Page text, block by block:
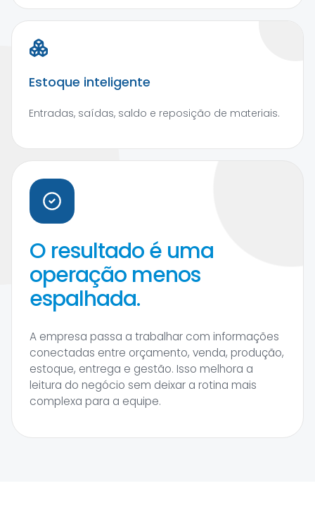
Estoque inteligente
Entradas, saídas, saldo e reposição de materiais.
O resultado é uma
operação menos
espalhada.
A empresa passa a trabalhar com informações
conectadas entre orçamento, venda, produção,
estoque, entrega e gestão. Isso melhora a
leitura do negócio sem deixar a rotina mais
complexa para a equipe.